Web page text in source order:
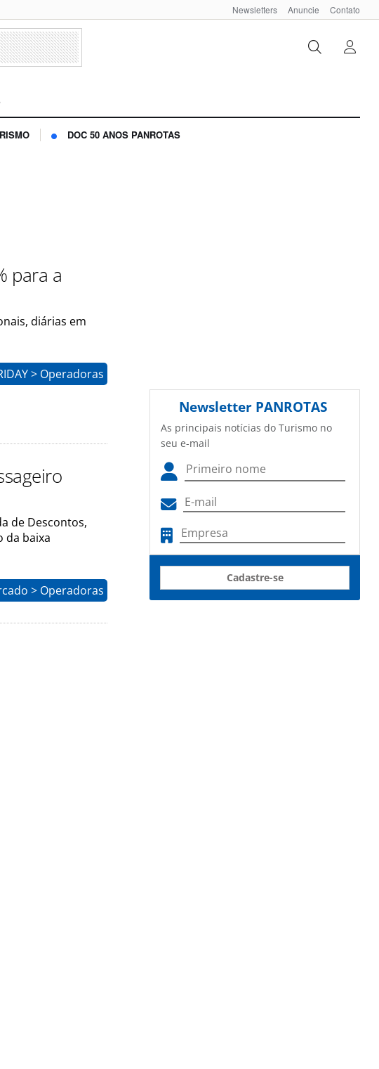
Newsletters Anuncie Contato
DOC 50 ANOS PANROTAS
para a
diárias em
> Operadoras
de Descontos,
da baixa
> Operadoras
Newsletter PANROTAS
As principais notícias do Turismo no
seu e-mail
Cadastre-se